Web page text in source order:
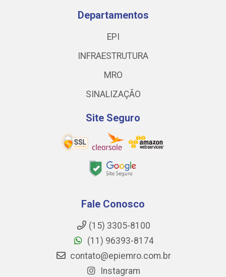
Departamentos
EPI
INFRAESTRUTURA
MRO
SINALIZAÇÃO
Site Seguro
Fale Conosco
(15) 3305-8100
(11) 96393-8174
contato@epiemro.com.br
Instagram